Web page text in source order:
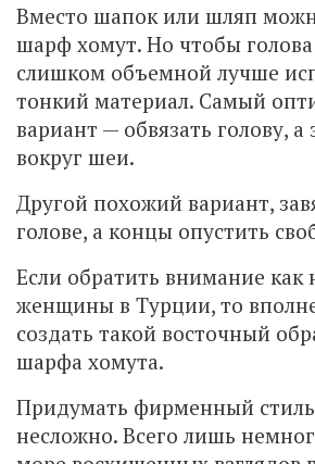
Вместо шапок или шляп
шарф хомут. Но чтобы голова
слишком объемной лучше
тонкий материал. Самый
вариант — обвязать голову, а
вокруг шеи.
Другой похожий вариант,
голове, а концы опустить
Если обратить внимание как
женщины в Турции, то
создать такой восточный
шарфа хомута.
Придумать фирменный стиль
несложно. Всего лишь